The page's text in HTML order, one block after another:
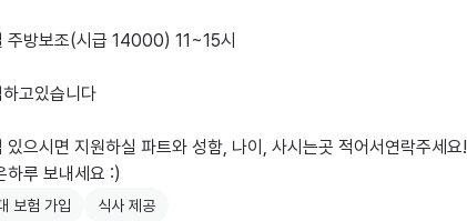
주방보조(시급 14000) 11~15시
고있습니다
있으시면 지원하실 파트와 성함, 나이, 사시는곳 적어서연락주세요!
하루 보내세요 :)
보험 가입 식사 제공